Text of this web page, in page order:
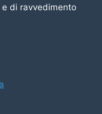
di ravvedimento